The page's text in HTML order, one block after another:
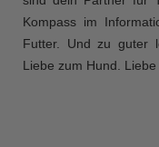
Kompass im
Futter. Und zu guter
Liebe zum Hund.